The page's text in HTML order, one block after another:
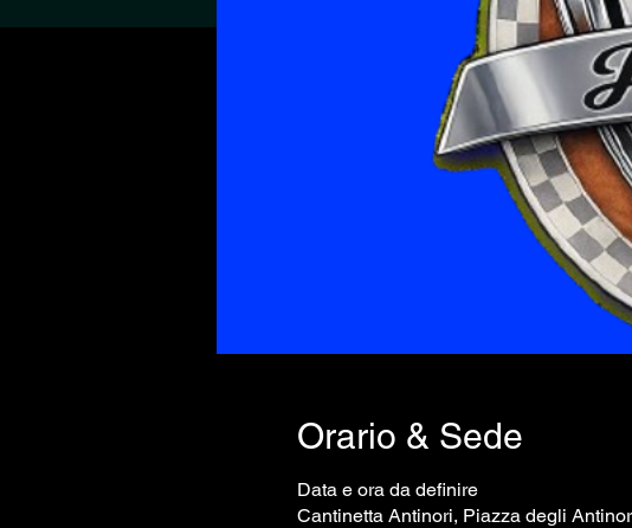
Orario & Sede
Data e ora da definire
Cantinetta Antinori, Piazza degli